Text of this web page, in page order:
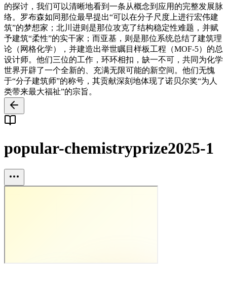
的探讨，我们可以清晰地看到一条从概念到应用的完整发展脉
络。罗布森如同那位最早提出“可以在分子尺度上进行宏伟建
筑”的梦想家；北川进则是那位攻克了结构稳定性难题，并赋
予建筑“柔性”的实干家；而亚基，则是那位系统总结了建筑理
论（网格化学），并建造出举世瞩目样板工程（MOF-5）的总
设计师。他们三位的工作，环环相扣，缺一不可，共同为化学
世界开辟了一个全新的、充满无限可能的新空间。他们无愧
于“分子建筑师”的称号，其贡献深刻地体现了诺贝尔奖“为人
类带来最大福祉”的宗旨。
popular-chemistryprize2025-1